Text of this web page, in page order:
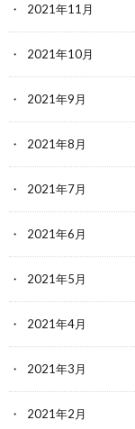
2021年11月
2021年10月
2021年9月
2021年8月
2021年7月
2021年6月
2021年5月
2021年4月
2021年3月
2021年2月